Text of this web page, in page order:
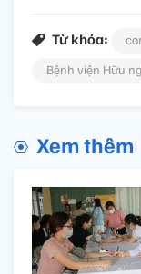
Từ khóa:
Bệnh viện Hữu
Xem thêm